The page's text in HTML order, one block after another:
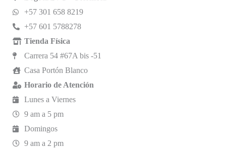
+57 301 658 8219
+57 601 5788278
Tienda Física
Carrera 54 #67A bis -51
Casa Portón Blanco
Horario de Atención
Lunes a Viernes
9 am a 5 pm
Domingos
9 am a 2 pm